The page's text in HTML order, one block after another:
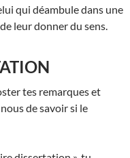
qui déambule dans une
leur donner du sens.
tes remarques et
de savoir si le